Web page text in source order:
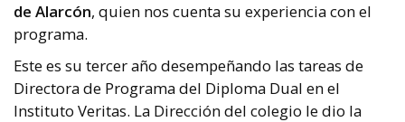
de Alarcón, quien nos cuenta su experiencia con el
programa.
Este es su tercer año desempeñando las tareas de
Directora de Programa del Diploma Dual en el
Instituto Veritas. La Dirección del colegio le dio la